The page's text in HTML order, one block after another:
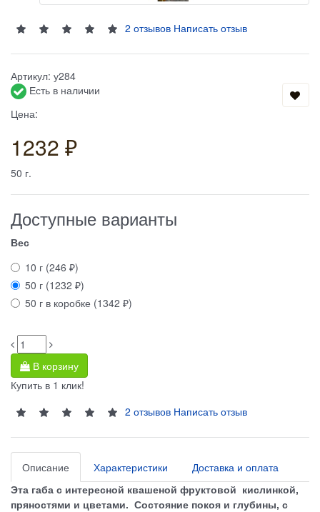
2 отзывов Написать отзыв
Артикул: у284
Есть в наличии
Цена:
1232 ₽
50 г.
Доступные варианты
Вес
10 г (246 ₽)
50 г (1232 ₽)
50 г в коробке (1342 ₽)
В корзину
Купить в 1 клик!
2 отзывов Написать отзыв
Описание Характеристики Доставка и оплата
Эта габа с интересной квашеной фруктовой кислинкой,
пряностями и цветами. Состояние покоя и глубины, с